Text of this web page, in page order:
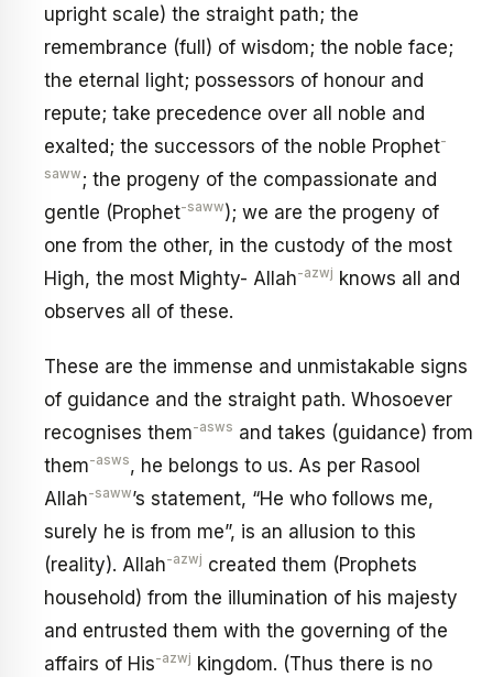
upright scale) the straight path; the
remembrance (full) of wisdom; the noble face;
the eternal light; possessors of honour and
repute; take precedence over all noble and
exalted; the successors of the noble Prophet-
saww ; the progeny of the compassionate and
gentle (Prophet-saww); we are the progeny of
one from the other, in the custody of the most
High, the most Mighty- Allah-azwj knows all and
observes all of these.
These are the immense and unmistakable signs
of guidance and the straight path. Whosoever
recognises them-asws and takes (guidance) from
them-asws, he belongs to us. As per Rasool
Allah-saww’s statement, “He who follows me,
surely he is from me”, is an allusion to this
(reality). Allah-azwj created them (Prophets
household) from the illumination of his majesty
and entrusted them with the governing of the
affairs of His-azwj kingdom. (Thus there is no